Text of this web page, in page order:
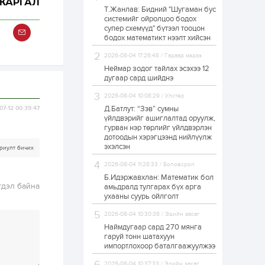
12 00:39:47
бичих
байна
ЗГ: Автобензин,
дизель түлшний
онцгой албан
татварыг тэглэлээ
1 өдөр 2
З.Мэндсайхан:
Хүнсний нөөцийг
бэлтгэх агуулах,
зоорь бэлтгэх ААН-
үүдэд хөнгөлөлттэй
зээл олгоно
1 өдөр 1 0
Европ дахь
соёлын наадам
боллоо
1 өдөр 2
Өнгөрсөн сард
металл худалдан
авчээ
1 өдөр 0 0
Т.Жанлав: Бидний "Шугаман бус
системийг ойролцоо бодох
супер схемүүд" бүтээл тооцон
бодох математикт нээлт хийсэн
2026-08-04 17:26:48 / Гадаад мэдээ
Неймар зодог тайлах эсэхээ 12
дугаар сард шийднэ
2026-08-04 10:08:29 / Улстөр
Д.Батлут: “Зэв” сумны
үйлдвэрийг ашиглалтад оруулж,
гурван нэр төрлийг үйлдвэрлэн
дотоодын хэрэгцээнд нийлүүлж
эхэлсэн
2026-08-04 11:28:33 / Боловсрол
Б.Идэржавхлан: Математик бол
амьдралд тулгарах бүх арга
ухааны суурь ойлголт
2026-08-04 10:30:38 / Эдийн засаг
Наймдугаар сард 270 мянга
гаруй тонн шатахуун
импортлохоор баталгаажуулжээ